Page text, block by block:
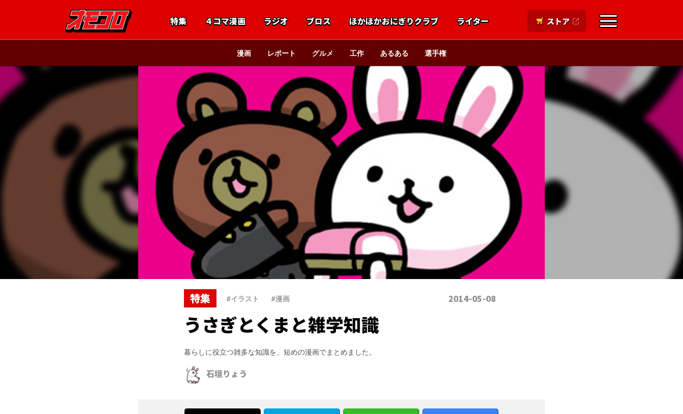
特集 ４コマ漫画 ラジオ ブロス ほかほかおにぎりクラブ ライター ストア
漫画 レポート グルメ 工作 あるある 選手権
特集 #イラスト #漫画 2014-05-08
うさぎとくまと雑学知識
暮らしに役立つ雑多な知識を、短めの漫画でまとめました。
石垣りょう